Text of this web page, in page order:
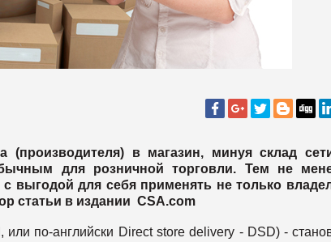
(производителя) в магазин, минуя склад
для розничной торговли. Тем не
выгодой для себя применять не только
статьи в издании CSA.com
по-английски Direct store delivery - DSD) -